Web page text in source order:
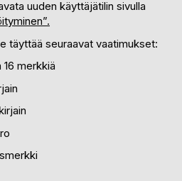
uuden käyttäjätilin sivulla
täyttää seuraavat vaatimukset:
merkkiä